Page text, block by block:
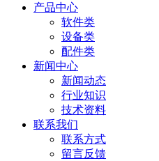
产品中心
软件类
设备类
配件类
新闻中心
新闻动态
行业知识
技术资料
联系我们
联系方式
留言反馈